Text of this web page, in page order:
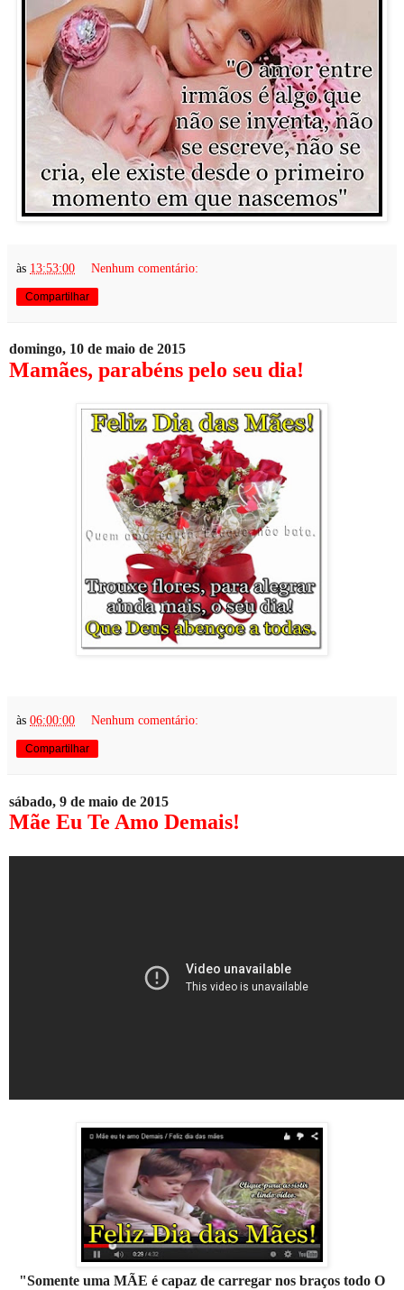
às 13:53:00 Nenhum comentário:
Compartilhar
domingo, 10 de maio de 2015
Mamães, parabéns pelo seu dia!
às 06:00:00 Nenhum comentário:
Compartilhar
sábado, 9 de maio de 2015
Mãe Eu Te Amo Demais!
"Somente uma MÃE é capaz de carregar nos braços todo O